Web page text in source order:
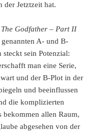
Jetztzeit hat.
The Godfather – Part II
A- und B-
steckt sein Potenzial:
man eine Serie,
und der B-Plot in der
und beeinflussen
die komplizierten
bekommen allen Raum,
abgesehen von der